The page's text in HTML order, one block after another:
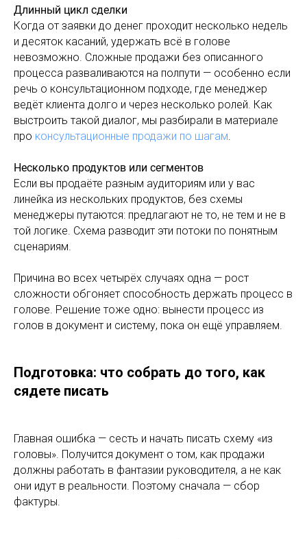
Длинный цикл сделки
Когда от заявки до денег проходит несколько недель
и десяток касаний, удержать всё в голове
невозможно. Сложные продажи без описанного
процесса разваливаются на полпути — особенно если
речь о консультационном подходе, где менеджер
ведёт клиента долго и через несколько ролей. Как
выстроить такой диалог, мы разбирали в материале
про консультационные продажи по шагам.
Несколько продуктов или сегментов
Если вы продаёте разным аудиториям или у вас
линейка из нескольких продуктов, без схемы
менеджеры путаются: предлагают не то, не тем и не в
той логике. Схема разводит эти потоки по понятным
сценариям.
Причина во всех четырёх случаях одна — рост
сложности обгоняет способность держать процесс в
голове. Решение тоже одно: вынести процесс из
голов в документ и систему, пока он ещё управляем.
Подготовка: что собрать до того, как
сядете писать
Главная ошибка — сесть и начать писать схему «из
головы». Получится документ о том, как продажи
должны работать в фантазии руководителя, а не как
они идут в реальности. Поэтому сначала — сбор
фактуры.